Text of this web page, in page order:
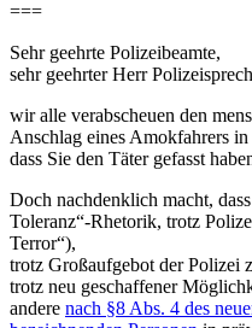
===
Sehr geehrte Polizeibeamte,
sehr geehrter Herr
wir alle verabscheuen den
Anschlag eines Amokfahrers
dass Sie den Täter gefasst
Doch nachdenklich macht,
Toleranz“-Rhetorik, trotz
Terror“),
trotz Großaufgebot der Polizei
trotz neu geschaffener
andere nach §8 Abs. 4 des